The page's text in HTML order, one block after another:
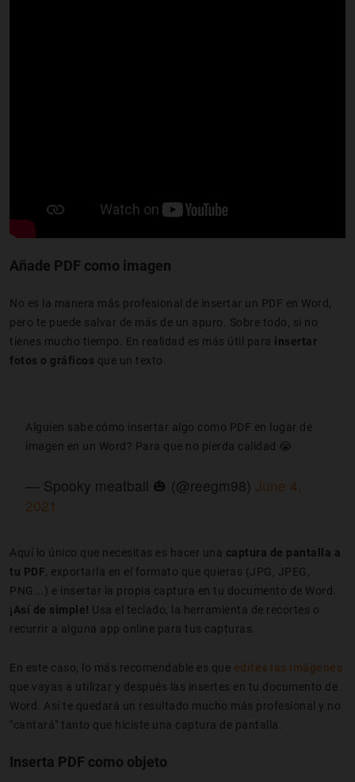
Añade PDF como imagen
No es la manera más profesional de insertar un PDF en Word,
pero te puede salvar de más de un apuro. Sobre todo, si no
tienes mucho tiempo. En realidad es más útil para insertar
fotos o gráficos que un texto.
Alguien sabe cómo insertar algo como PDF en lugar de
imagen en un Word? Para que no pierda calidad 😭
— Spooky meatball 🎃 (@reegm98) June 4,
2021
Aquí lo único que necesitas es hacer una captura de pantalla a
tu PDF , exportarla en el formato que quieras (JPG, JPEG,
PNG...) e insertar la propia captura en tu documento de Word.
¡Así de simple! Usa el teclado, la herramienta de recortes o
recurrir a alguna app online para tus capturas.
En este caso, lo más recomendable es que edites las imágenes
que vayas a utilizar y después las insertes en tu documento de
Word. Así te quedará un resultado mucho más profesional y no
"cantará" tanto que hiciste una captura de pantalla.
Inserta PDF como objeto